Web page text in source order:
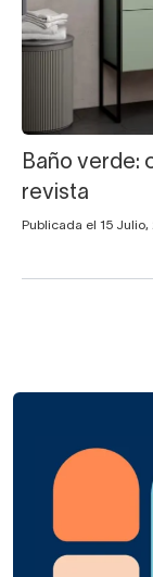
Baño verde:
revista
Publicada el 15 Julio,